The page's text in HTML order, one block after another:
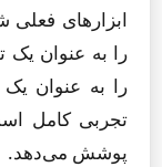
ابزارهای
را به عنوان
را به عنوان
تجربی کامل
پوشش می‌دهد.